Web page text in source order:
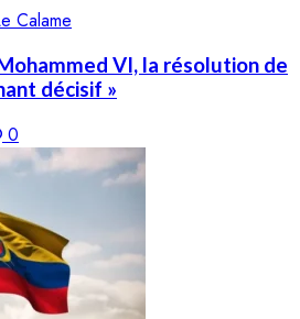
Calame
VI, la résolution de
décisif »
0